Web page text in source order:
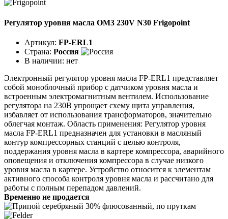
Регулятор уровня масла OM3 230V N30 Frigopoint
Артикул: FP-ERL1
Страна: Россия
В наличии: нет
Электронный регулятор уровня масла FP-ERL1 представляет
собой моноблочный прибор с датчиком уровня масла и
встроенным электромагнитным вентилем. Использование
регулятора на 230В упрощает схему щита управления,
избавляет от использования трансформаторов, значительно
облегчая монтаж. Область применения: Регулятор уровня
масла FP-ERL1 предназначен для установки в масляный
контур компрессорных станций с целью контроля,
поддержания уровня масла в картере компрессора, аварийного
оповещения и отключения компрессора в случае низкого
уровня масла в картере. Устройство относится к элементам
активного способа контроля уровня масла и рассчитано для
работы с полным перепадом давлений.
Временно не продается